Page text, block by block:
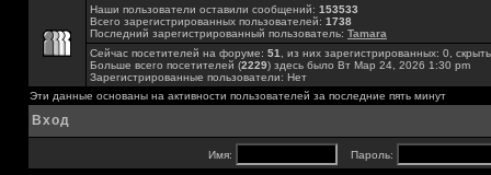
Наши пользователи оставили сообщений: 153533
Всего зарегистрированных пользователей: 1738
Последний зарегистрированный пользователь: Tamara
Сейчас посетителей на форуме: 51
, из них зарегистрированных: 0,
Больше всего посетителей (2229) здесь было Вт Мар 24, 2026 1:30 pm
Зарегистрированные пользователи: Нет
Эти данные основаны на активности пользователей за последние пять минут
Вход
Имя: Пароль: